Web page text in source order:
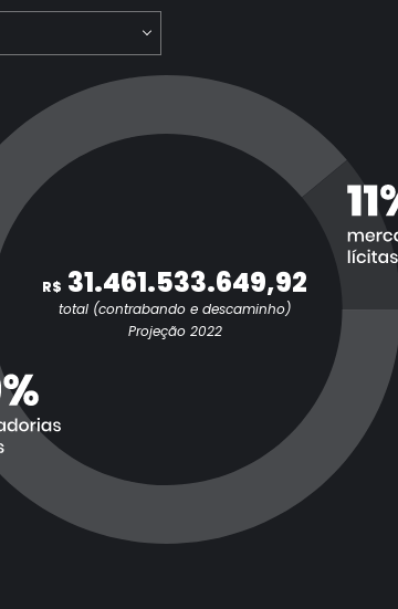
R$ 31.461.533.649,92
total (contrabando e descaminho)
Projeção 2022